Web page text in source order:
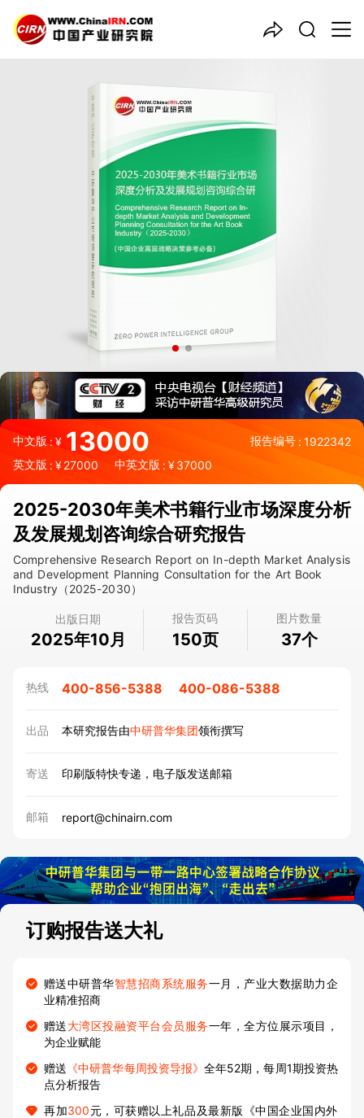
中文版:¥ 13000 报告编号 : 1922342
英文版 : ¥27000 中英文版 : ¥37000
2025-2030年美术书籍行业市场深度分析
及发展规划咨询综合研究报告
Comprehensive Research Report on In-depth Market Analysis
and Development Planning Consultation for the Art Book
Industry（2025-2030）
出版日期
2025年10月
报告页码
150页
图片数量
37个
热线 400-856-5388 400-086-5388
出品 本研究报告由中研普华集团领衔撰写
寄送 印刷版特快专递，电子版发送邮箱
邮箱 report@chinairn.com
订购报告送大礼
赠送中研普华智慧招商系统服务一月，产业大数据助力企
业精准招商
赠送大湾区投融资平台会员服务一年，全方位展示项目，
为企业赋能
赠送 《中研普华每周投资导报》全年52期，每周1期投资热
点分析报告
再加300元，可获赠以上礼品及最新版《中国企业国内外
中国产业咨询领导者
2025-2030年
市场深度分析及发展规划咨询
综合研究报告
品质保障，一年免费更新维护
出版日期：2025年10月
《2025-2030年美术书籍行业市场深度分析及发展规划咨询综合
研究报告》由中研普华美术书籍行业分析专家领衔撰写，主要分析
了美术书籍行业的市场规模、发展现状与投资前景，同时对美术书
籍行业的未来发展做出科学的趋势预测和专业的美术书籍行业数据
分析，帮助客户评估美术书籍行业投资价值。
27年研究经验，深度洞察行业驱动力
多元化、高学历的实战型精英团队